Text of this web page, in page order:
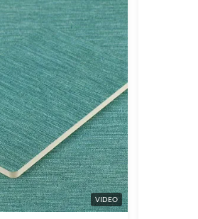
Moisture
,Vattentät SPC Väggpanel
Kompositmaterial
VIDEO